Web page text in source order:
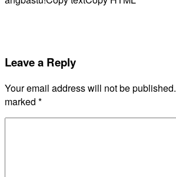
Leave a Reply
Your email address will not be published.
marked *